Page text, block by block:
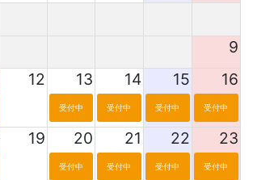
9
12 13 14 15 16
受付中 受付中 受付中 受付中
19 20 21 22 23
受付中 受付中 受付中 受付中